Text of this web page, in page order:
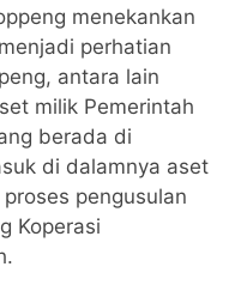
menekankan
perhatian
antara lain
milik Pemerintah
berada di
di dalamnya aset
pengusulan
Koperasi